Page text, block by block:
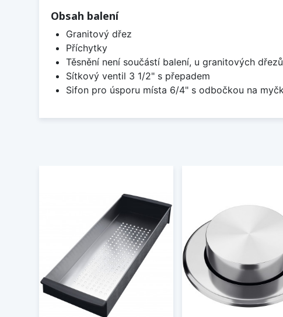
Obsah balení
Granitový dřez
Příchytky
Těsnění není součástí balení, u granitových
Sítkový ventil 3 1/2" s přepadem
Sifon pro úsporu místa 6/4" s odbočkou na